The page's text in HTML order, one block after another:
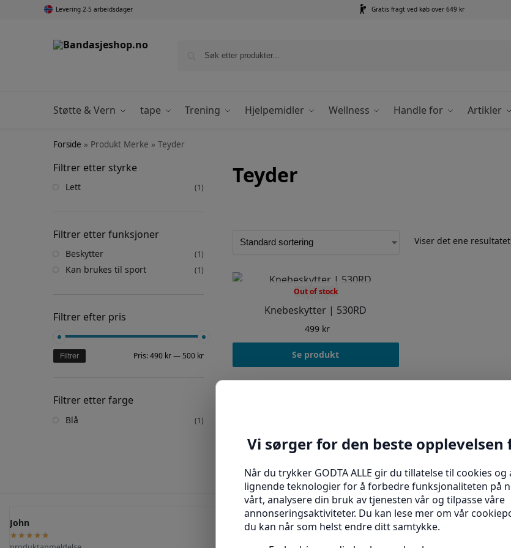
Levering 2-5 arbeidsdager Gratis fragt ved køb over 649 kr
Støtte & Vern tape Trening Hjelpemidler Wellness Handle for Artikler
Forside » Produkt Merke » Teyder
Teyder
Viser det ene resultatet
Out of stock
Knebeskytter | 530RD
499 kr
Se produkt
Filtrer etter styrke
Lett (1)
Filtrer etter funksjoner
Beskytter (1)
Kan brukes til sport (1)
Filtrer efter pris
Filtrer Pris:490 kr— 500 kr
Filtrer etter farge
Blå (1)
John
★ ★ ★ ★ ★
Henrik P.
Birgit
★★★★
Bente
★